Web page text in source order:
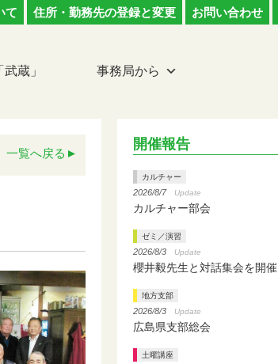
て 住所・勤務先の登録と変更 お問い合わせ
蔵」 事務局から
一覧へ戻る
開催報告
カルチャー
2026/8/7 Update
カルチャー部会
ゼミ／演習
2026/8/3 Update
櫻井毅先生と対話集会を開催
地方支部
2026/8/3 Update
広島県支部総会
土曜講座